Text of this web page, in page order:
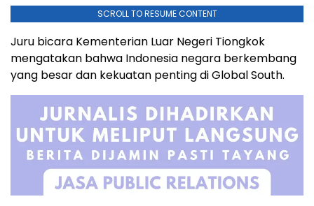
SCROLL TO RESUME CONTENT
Juru bicara Kementerian Luar Negeri Tiongkok
mengatakan bahwa Indonesia negara berkembang
yang besar dan kekuatan penting di Global South.